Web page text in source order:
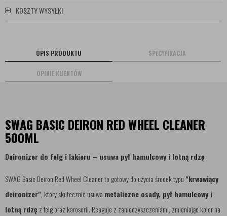
KOSZTY WYSYŁKI
OPIS PRODUKTU SPECYFIKACJA
OPINIE KLIENTÓW
SWAG BASIC DEIRON RED WHEEL CLEANER
500ML
Deironizer do felg i lakieru – usuwa pył hamulcowy i lotną rdzę
SWAG Basic Deiron Red Wheel Cleaner to gotowy do użycia środek typu "krwawiący
deironizer" , który skutecznie usuwa metaliczne osady, pył hamulcowy i
lotną rdzę z felg oraz karoserii. Reaguje z zanieczyszczeniami, zmieniając kolor na